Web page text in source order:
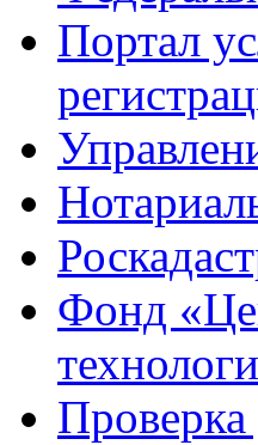
Портал
Фонд
Проверка